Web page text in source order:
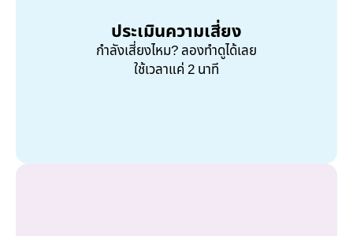
ประเมินความเสี่ยง
กำลังเสี่ยงไหม? ลองทำดูได้เลย
ใช้เวลาแค่ 2 นาที